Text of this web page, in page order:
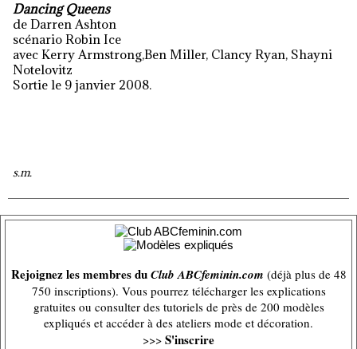
Dancing Queens
de Darren Ashton
scénario Robin Ice
avec Kerry Armstrong,Ben Miller, Clancy Ryan, Shayni
Notelovitz
Sortie le 9 janvier 2008.
s.m.
Rejoignez les membres duClub ABCfeminin.com (déjà plus de 48
750 inscriptions). Vous pourrez télécharger les explications
gratuites ou consulter des tutoriels de près de 200 modèles
expliqués et accéder à des ateliers mode et décoration.
>>> S'inscrire